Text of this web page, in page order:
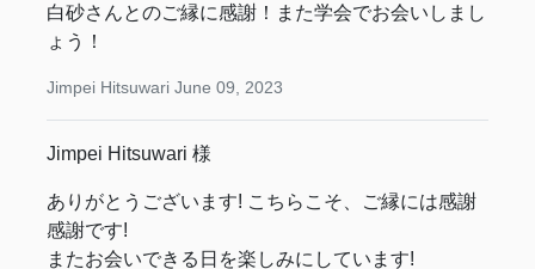
白砂さんとのご縁に感謝！また学会でお会いしまし
ょう！
Jimpei Hitsuwari June 09, 2023
Jimpei Hitsuwari 様
ありがとうございます! こちらこそ、ご縁には感謝
感謝です!
またお会いできる日を楽しみにしています!